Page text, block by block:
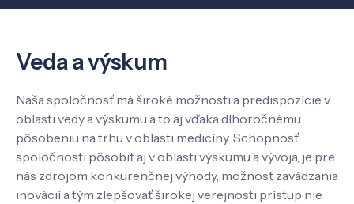
Pôsobenie
Know-how
O nás
Veda a výskum
Naša spoločnosť má široké možnosti a predispozície v
oblasti vedy a výskumu a to aj vďaka dlhoročnému
pôsobeniu na trhu v oblasti medicíny. Schopnosť
spoločnosti pôsobiť aj v oblasti výskumu a vývoja, je pre
nás zdrojom konkurenčnej výhody, možnosť zavádzania
inovácií a tým zlepšovať širokej verejnosti prístup nie